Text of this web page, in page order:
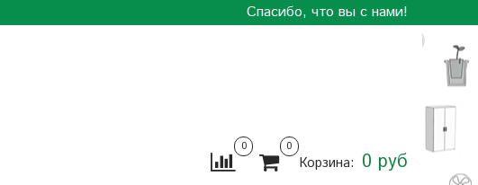
Спасибо, что вы с нами!
0 0
Корзина: 0 руб